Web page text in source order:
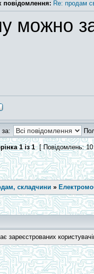
повідомлення: Re: продам
можно
за:
1із1 [ Повідомлень:
складчини »